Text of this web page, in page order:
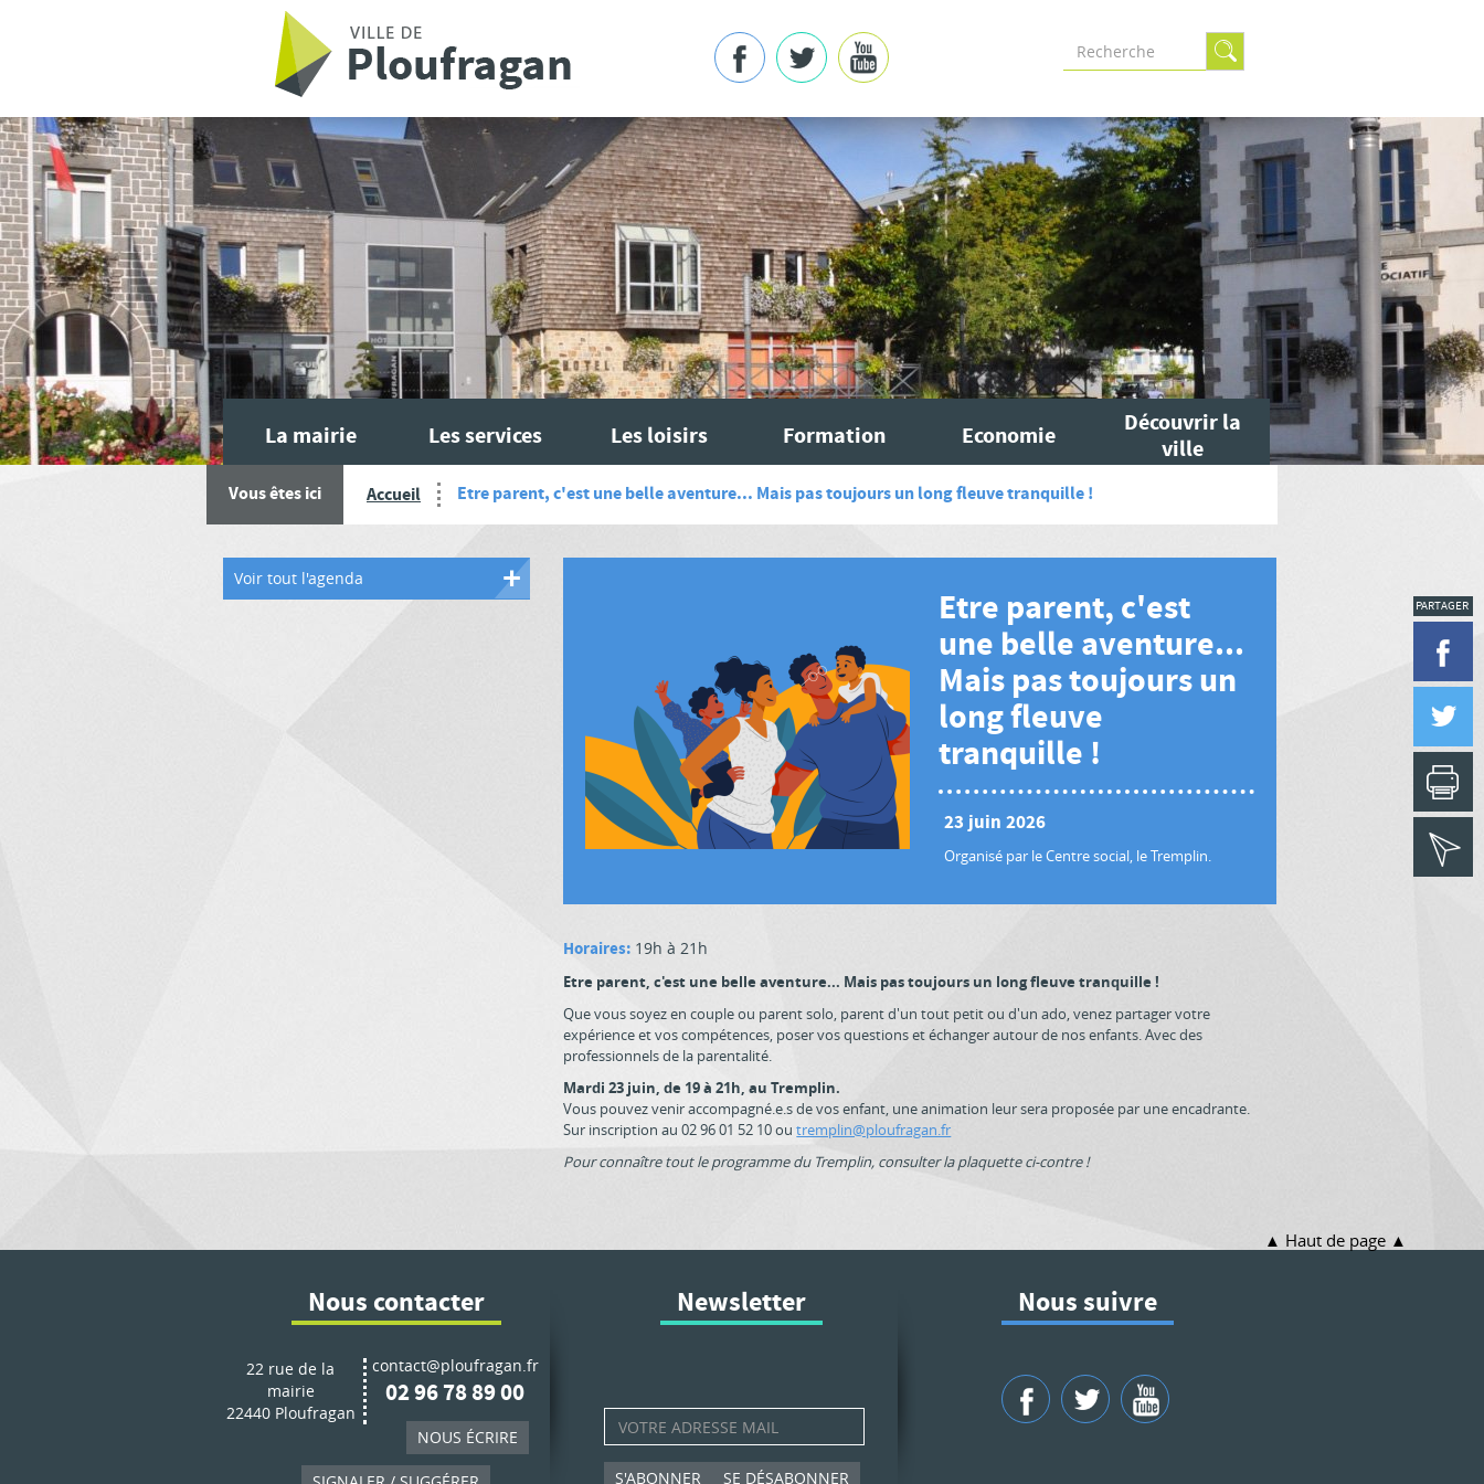
Formulaire
recherche
La mairie Les services Les loisirs Formation Economie
Découvrir la
ville
Vous êtes ici Accueil Etre parent, c'est une belle aventure... Mais pas toujours un long fleuve tranquille !
Etre parent, c'est
une belle aventure...
Mais pas toujours un
long fleuve
tranquille !
23 juin 2026
Organisé par le Centre social, le Tremplin.
Horaires: 19h à 21h
Etre parent, c'est une belle aventure... Mais pas toujours un long fleuve tranquille !
Que vous soyez en couple ou parent solo, parent d'un tout petit ou d'un ado, venez partager votre
expérience et vos compétences, poser vos questions et échanger autour de nos enfants. Avec des
professionnels de la parentalité.
Mardi 23 juin, de 19 à 21h, au Tremplin.
Vous pouvez venir accompagné.e.s de vos enfant, une animation leur sera proposée par une encadrante.
Sur inscription au 02 96 01 52 10 outremplin@ploufragan.fr
Pour connaître tout le programme du Tremplin, consulter la plaquette ci-contre !
PARTAGER
Voir tout l'agenda
Haut de page
Nous contacter
22 rue de la
mairie
22440 Ploufragan
contact@ploufragan.fr
02 96 78 89 00
NOUS ÉCRIRE
Newsletter
S'ABONNER SE DÉSABONNER
Nous suivre